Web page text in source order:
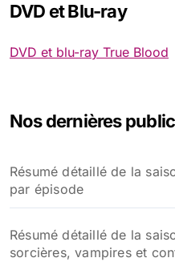
DVD et Blu-ray
DVD et blu-ray True Blood
Nos dernières
Résumé détaillé de la
par épisode
Résumé détaillé de la
sorcières, vampires et